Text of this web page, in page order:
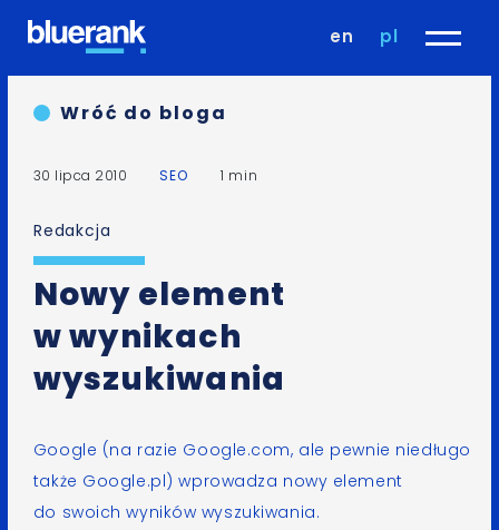
en pl
Wróć do bloga
30 lipca 2010 SEO 1 min
Redakcja
Nowy element
w wynikach
wyszukiwania
Google (na razie Google.com, ale pewnie niedługo
także Google.pl) wprowadza nowy element
do swoich wyników wyszukiwania.